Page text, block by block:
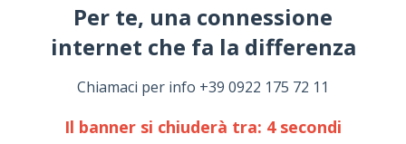
Per te, una connessione
internet che fa la differenza​
Chiamaci per info +39 0922 175 72 11
Il banner si chiuderà tra: 4secondi
March 16, 2026